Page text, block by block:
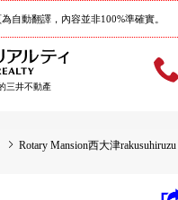
自動翻譯，內容並非100%準確實。
三井不動產
Rotary Mansion西大津rakusuhiruzu